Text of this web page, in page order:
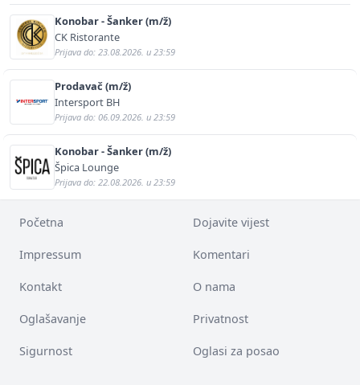
Konobar - Šanker (m/ž)
CK Ristorante
Prijava do: 23.08.2026. u 23:59
Prodavač (m/ž)
Intersport BH
Prijava do: 06.09.2026. u 23:59
Konobar - Šanker (m/ž)
Špica Lounge
Prijava do: 22.08.2026. u 23:59
Početna Dojavite vijest
Impressum Komentari
Kontakt O nama
Oglašavanje Privatnost
Sigurnost Oglasi za posao